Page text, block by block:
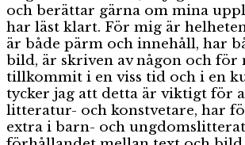
och berättar gärna om mina
har läst klart. För mig är
är både pärm och innehåll, har
bild, är skriven av någon och för
tillkommit i en viss tid och i en
tycker jag att detta är viktigt för
litteratur- och konstvetare, har
extra i barn- och